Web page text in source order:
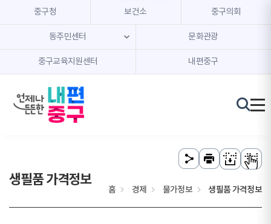
본문 내용 바로가기
주메뉴 바로가기
중구청 보건소 중구의회
동주민센터 문화관광
중구교육지원센터 내편중구
생필품 가격정보
홈 경제 물가정보 생필품 가격정보